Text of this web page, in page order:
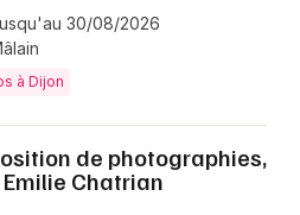
30/08/2026
à Dijon
de photographies,
Chatrian